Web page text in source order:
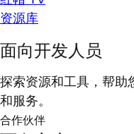
资源库
面向开发人员
探索资源和工具，帮助
和服务。
合作伙伴